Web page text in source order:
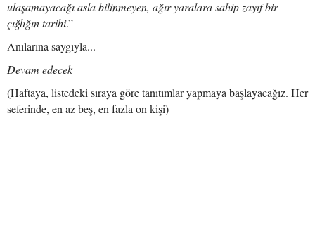
ulaşamayacağı asla bilinmeyen, ağır yaralara sahip zayıf bir
çığlığın tarihi.”
Anılarına saygıyla...
Devam edecek
(Haftaya, listedeki sıraya göre tanıtımlar yapmaya başlayacağız. Her
seferinde, en az beş, en fazla on kişi)